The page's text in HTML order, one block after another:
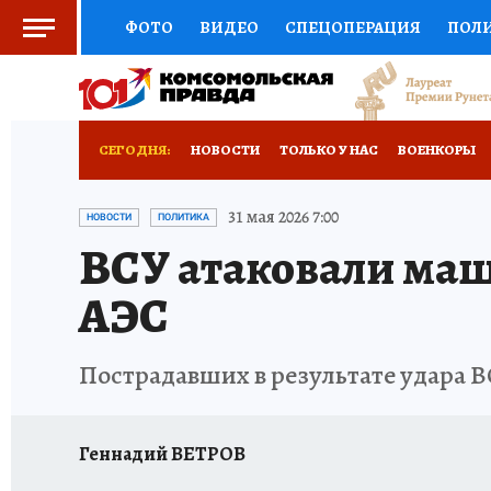
ФОТО ВИДЕО СПЕЦОПЕРАЦИЯ
СОЦПОДДЕРЖКА НАУКА СПОРТ
РАДИО КП
СЕГОДНЯ: НОВОСТИ ТОЛЬКО У НАС ВОЕНКОРЫ
ИСПЫТАНО НА СЕБЕ
НОВОСТИ ПОЛИТИКА 31 мая 2026 7:00
ВСУ атаковали
АЭС
Пострадавших в результате
Геннадий ВЕТРОВ